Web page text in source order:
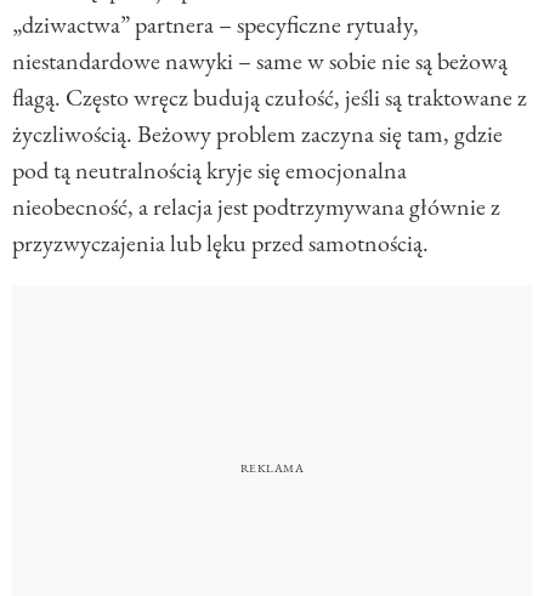
„dziwactwa” partnera – specyficzne rytuały,
niestandardowe nawyki – same w sobie nie są beżową
flagą. Często wręcz budują czułość, jeśli są traktowane z
życzliwością. Beżowy problem zaczyna się tam, gdzie
pod tą neutralnością kryje się emocjonalna
nieobecność, a relacja jest podtrzymywana głównie z
przyzwyczajenia lub lęku przed samotnością.